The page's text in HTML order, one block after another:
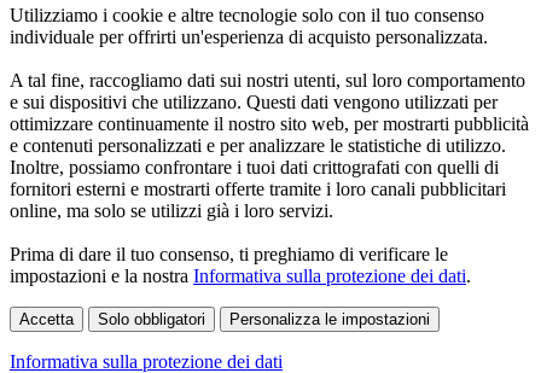
Utilizziamo i cookie e altre tecnologie solo con il tuo consenso
individuale per offrirti un'esperienza di acquisto personalizzata.
A tal fine, raccogliamo dati sui nostri utenti, sul loro comportamento
e sui dispositivi che utilizzano. Questi dati vengono utilizzati per
ottimizzare continuamente il nostro sito web, per mostrarti pubblicità
e contenuti personalizzati e per analizzare le statistiche di utilizzo.
Inoltre, possiamo confrontare i tuoi dati crittografati con quelli di
fornitori esterni e mostrarti offerte tramite i loro canali pubblicitari
online, ma solo se utilizzi già i loro servizi.
Prima di dare il tuo consenso, ti preghiamo di verificare le
impostazioni e la nostra Informativa sulla protezione dei dati.
Accetta Solo obbligatori Personalizza le impostazioni
Informativa sulla protezione dei dati